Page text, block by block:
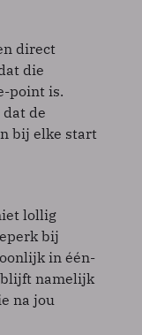
direct
die
point is.
de
bij elke start
lollig
bij
in één-
blijft namelijk
na jou